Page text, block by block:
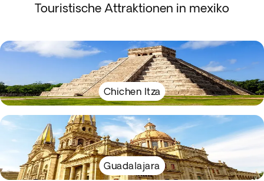
Touristische Attraktionen in mexiko
Chichen Itza
Guadalajara